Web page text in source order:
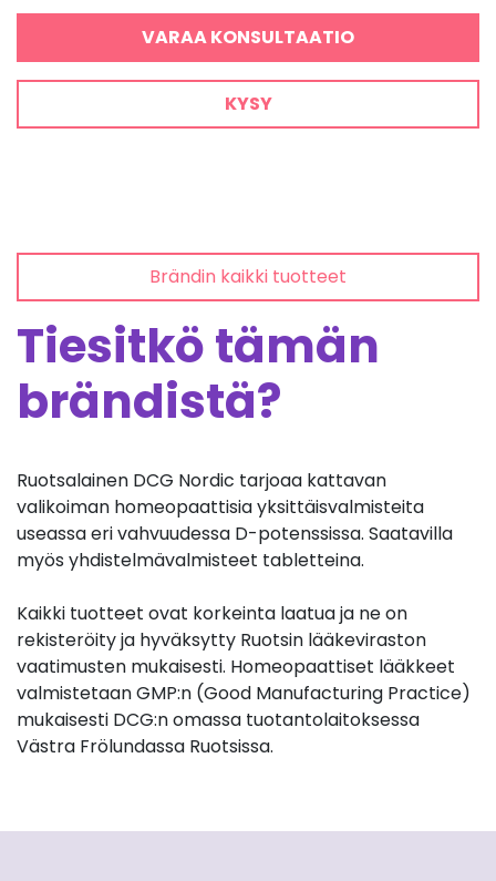
VARAA KONSULTAATIO
KYSY
Brändin kaikki tuotteet
Tiesitkö tämän
brändistä?
Ruotsalainen DCG Nordic tarjoaa kattavan
valikoiman homeopaattisia yksittäisvalmisteita
useassa eri vahvuudessa D-potenssissa. Saatavilla
myös yhdistelmävalmisteet tabletteina.
Kaikki tuotteet ovat korkeinta laatua ja ne on
rekisteröity ja hyväksytty Ruotsin lääkeviraston
vaatimusten mukaisesti. Homeopaattiset lääkkeet
valmistetaan GMP:n (Good Manufacturing Practice)
mukaisesti DCG:n omassa tuotantolaitoksessa
Västra Frölundassa Ruotsissa.